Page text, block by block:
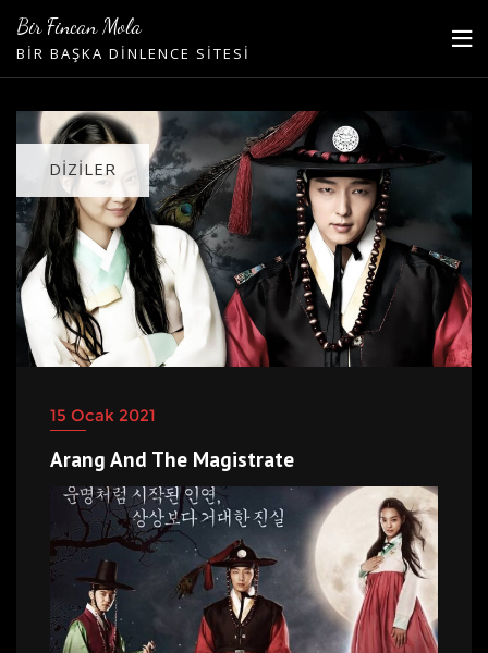
Skip
content
Bir Fincan Mola
BIR BAŞKA DINLENCE SITESI
DIZILER
15 Ocak 2021
Arang And The Magistrate